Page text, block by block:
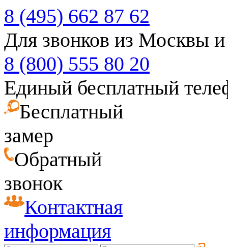
8 (495) 662 87 62
Для звонков из Москвы
8 (800) 555 80 20
Единый бесплатный
Бесплатный
замер
Обратный
звонок
Контактная
информация